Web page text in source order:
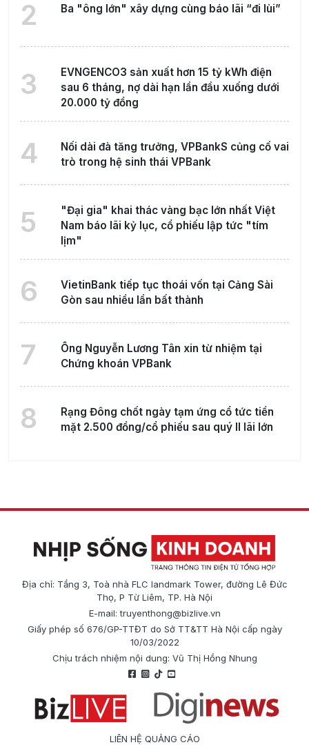
2 Ba "ông lớn" xây dựng cùng báo lãi “đi lùi”
3
EVNGENCO3 sản xuất hơn 15 tỷ kWh điện
sau 6 tháng, nợ dài hạn lần đầu xuống dưới
20.000 tỷ đồng
4
Nối dài đà tăng trưởng, VPBankS củng cố vai
trò trong hệ sinh thái VPBank
5
"Đại gia" khai thác vàng bạc lớn nhất Việt
Nam báo lãi kỷ lục, cổ phiếu lập tức "tím
lịm"
6
VietinBank tiếp tục thoái vốn tại Cảng Sài
Gòn sau nhiều lần bất thành
7
Ông Nguyễn Lương Tân xin từ nhiệm tại
Chứng khoán VPBank
8
Rạng Đông chốt ngày tạm ứng cổ tức tiền
mặt 2.500 đồng/cổ phiếu sau quý II lãi lớn
Địa chỉ: Tầng 3, Toà nhà FLC landmark Tower, đường Lê Đức
Thọ, P Từ Liêm, TP. Hà Nội
E-mail:truyenthong@bizlive.vn
Giấy phép số 676/GP-TTĐT do Sở TT&TT Hà Nội cấp ngày
10/03/2022
Chịu trách nhiệm nội dung: Vũ Thị Hồng Nhung
LIÊN HỆ QUẢNG CÁO